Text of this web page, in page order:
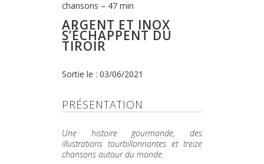
chansons – 47 min
ARGENT ET INOX
S’ÉCHAPPENT DU
TIROIR
Sortie le : 03/06/2021
PRÉSENTATION
Une histoire gourmande, des
illustrations tourbillonnantes et treize
chansons autour du monde.